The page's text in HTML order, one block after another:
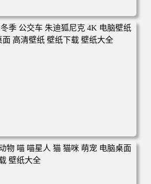
荒天帝石昊 4K高清动漫壁纸 电脑桌面
壁纸大全
公交车 朱迪狐尼克 4K 电脑壁纸 3840x2
纸 壁纸下载 壁纸大全